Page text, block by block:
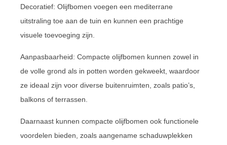
Decoratief: Olijfbomen voegen een mediterrane
uitstraling toe aan de tuin en kunnen een prachtige
visuele toevoeging zijn.
Aanpasbaarheid: Compacte olijfbomen kunnen zowel in
de volle grond als in potten worden gekweekt, waardoor
ze ideaal zijn voor diverse buitenruimten, zoals patio’s,
balkons of terrassen.
Daarnaast kunnen compacte olijfbomen ook functionele
voordelen bieden, zoals aangename schaduwplekken